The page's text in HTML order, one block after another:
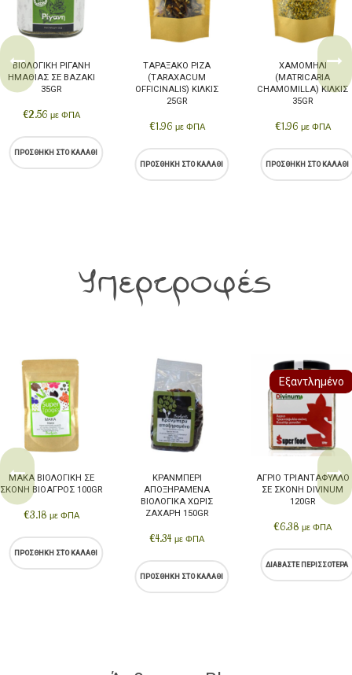
ΒΙΟΛΟΓΙΚΉ ΡΊΓΑΝΗ
ΗΜΑΘΊΑΣ ΣΕ BΑΖΆΚΙ
35GR
€2.56 με ΦΠΑ
ΠΡΟΣΘΉΚΗ ΣΤΟ ΚΑΛΆΘΙ
ΤΑΡΑΞΆΚΟ ΡΊΖΑ
(TARAXACUM
OFFICINALIS) ΚΙΛΚΊΣ
25GR
€1.96 με ΦΠΑ
ΠΡΟΣΘΉΚΗ ΣΤΟ ΚΑΛΆΘΙ
ΧΑΜΟΜΉΛΙ
(MATRICARIA
CHAMOMILLA) ΚΙΛΚΊΣ
35GR
€1.96 με ΦΠΑ
ΠΡΟΣΘΉΚΗ ΣΤΟ ΚΑΛΆΘΙ
Υπερτροφές
ΜΆΚΑ ΒΙΟΛΟΓΙΚΉ ΣΕ
ΣΚΌΝΗ ΒΙΟΑΓΡΌΣ 100GR
€3.18 με ΦΠΑ
ΠΡΟΣΘΉΚΗ ΣΤΟ ΚΑΛΆΘΙ
ΚΡΆΝΜΠΕΡΙ
ΑΠΟΞΗΡΑΜΈΝΑ
ΒΙΟΛΟΓΙΚΆ ΧΩΡΊΣ
ΖΆΧΑΡΗ 150GR
€4.34 με ΦΠΑ
ΠΡΟΣΘΉΚΗ ΣΤΟ ΚΑΛΆΘΙ
Εξαντλημένο
ΆΓΡΙΟ ΤΡΙΑΝΤΆΦΥΛΛΟ
ΣΕ ΣΚΌΝΗ DIVINUM
120GR
€6.38 με ΦΠΑ
ΔΙΑΒΆΣΤΕ ΠΕΡΙΣΣΌΤΕΡΑ